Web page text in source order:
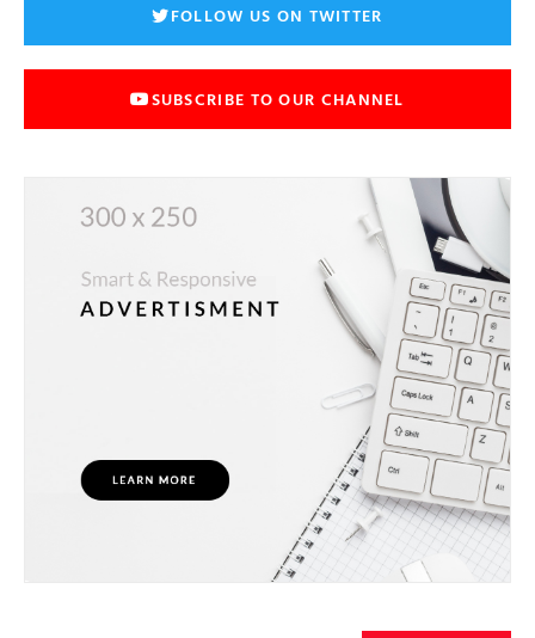
FOLLOW US ON TWITTER
SUBSCRIBE TO OUR CHANNEL